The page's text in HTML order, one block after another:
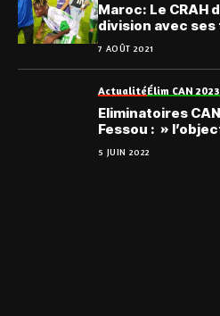
Maroc: Le CRAH
division avec
7 AOÛT 2021
ActualitéÉlim CAN 2023
Eliminatoires
Fessou : »
5 JUIN 2022